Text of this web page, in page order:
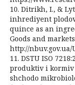
10. Ditrikh, I., &
inhrediyent
quince as an
Goods and
http://nbuv.gov.ua/
11. DSTU ISO
produktiv i kormiv
shchodo